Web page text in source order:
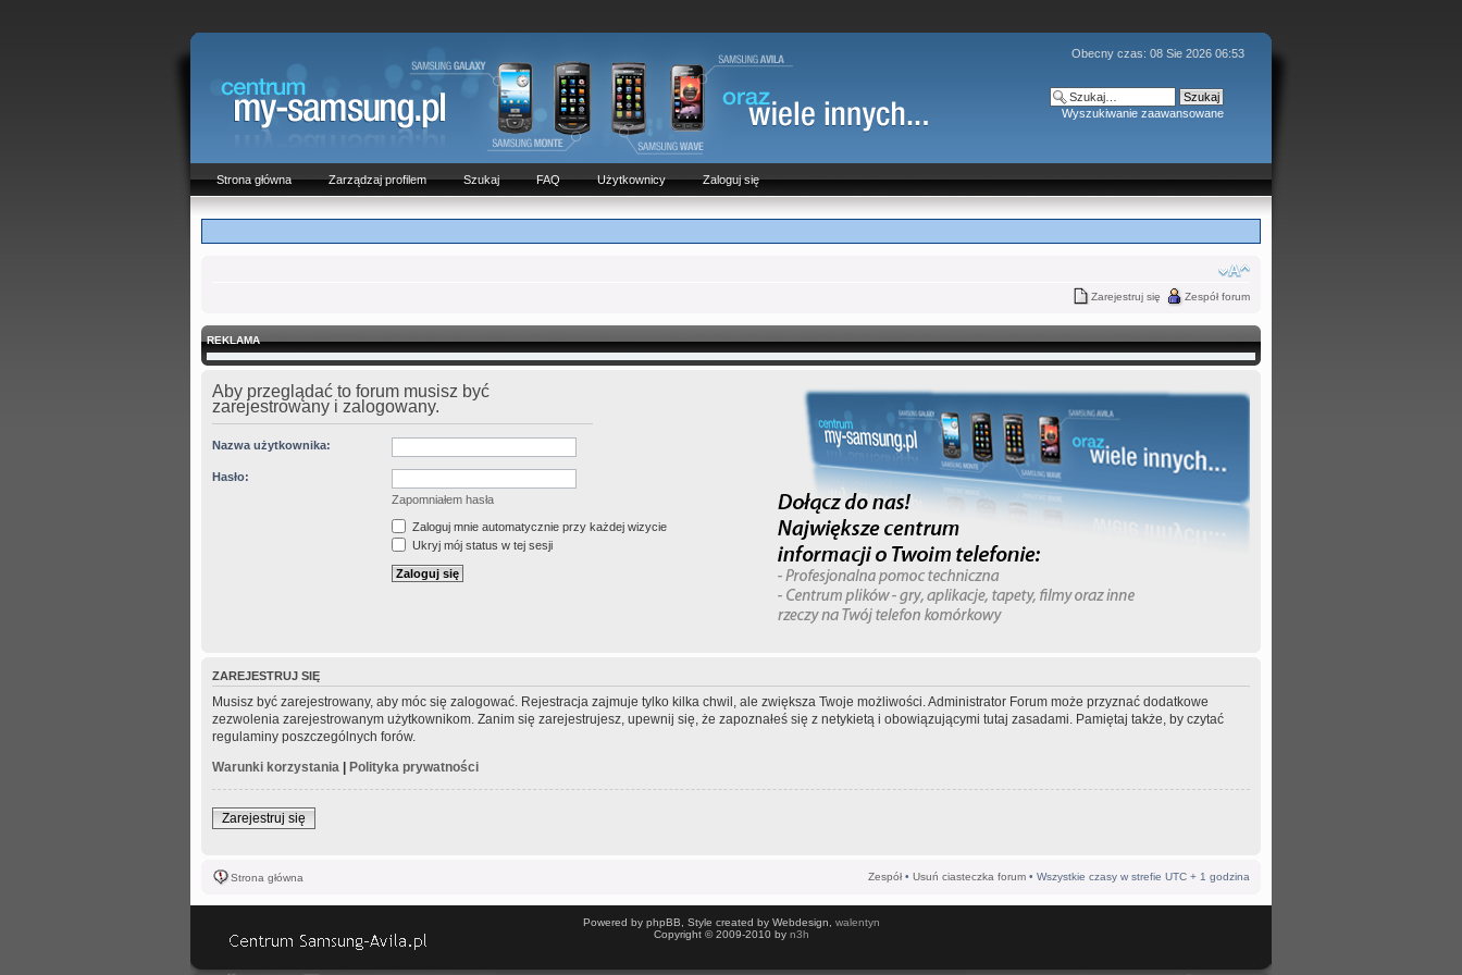
Obecny czas: 08 Sie 2026 06:53
Wyszukiwanie zaawansowane
Strona główna Zarządzaj profilem Szukaj FAQ Użytkownicy Zaloguj się
Zarejestruj się Zespół forum
REKLAMA
Aby przeglądać to forum musisz być
zarejestrowany i zalogowany.
Nazwa użytkownika:
Hasło:
Zapomniałem hasła
Zaloguj mnie automatycznie przy każdej wizycie
Ukryj mój status w tej sesji
ZAREJESTRUJ SIĘ
Musisz być zarejestrowany, aby móc się zalogować. Rejestracja zajmuje tylko kilka chwil, ale zwiększa Twoje możliwości. Administrator Forum może przyznać dodatkowe
zezwolenia zarejestrowanym użytkownikom. Zanim się zarejestrujesz, upewnij się, że zapoznałeś się z netykietą i obowiązującymi tutaj zasadami. Pamiętaj także, by czytać
regulaminy poszczególnych forów.
Warunki korzystania | Polityka prywatności
Zarejestruj się
Strona główna Zespół • Usuń ciasteczka forum • Wszystkie czasy w strefie UTC + 1 godzina
Powered by phpBB, Style created by Webdesign, walentyn
Copyright © 2009-2010 by n3h